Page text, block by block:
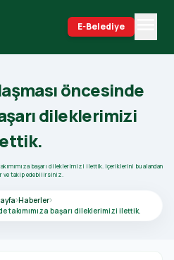
E-Belediye
öncesinde
dileklerimizi
başarı dileklerimizi ilettik. içeriklerini bu alandan
ve takip edebilirsiniz.
Haberler
takımımıza başarı dileklerimizi ilettik.